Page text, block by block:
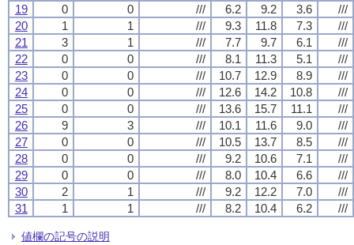
19
0 0 /// 6.2 9.2 3.6
///
20
1 1 /// 9.3 11.8 7.3
///
21
3 1 /// 7.7 9.7 6.1
///
22
0 0 /// 8.1 11.3 5.1
///
23
0 0 /// 10.7 12.9 8.9
///
24
0 0 /// 12.6 14.2 10.8
///
25
0 0 /// 13.6 15.7 11.1
///
26
9 3 /// 10.1 11.6 9.0
///
27
0 0 /// 10.5 13.7 8.5
///
28
0 0 /// 9.2 10.6 7.1
///
29
0 0 /// 8.0 10.4 6.6
///
30
2 1 /// 9.2 12.2 7.0
///
31
1 1 /// 8.2 10.4 6.2 ///
値欄の記号の説明